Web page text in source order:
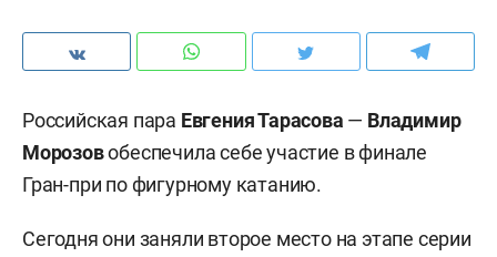
Российская пара Евгения Тарасова — Владимир
Морозовобеспечила себе участие в финале
Гран-при по фигурному катанию.
Сегодня они заняли второе место на этапе серии